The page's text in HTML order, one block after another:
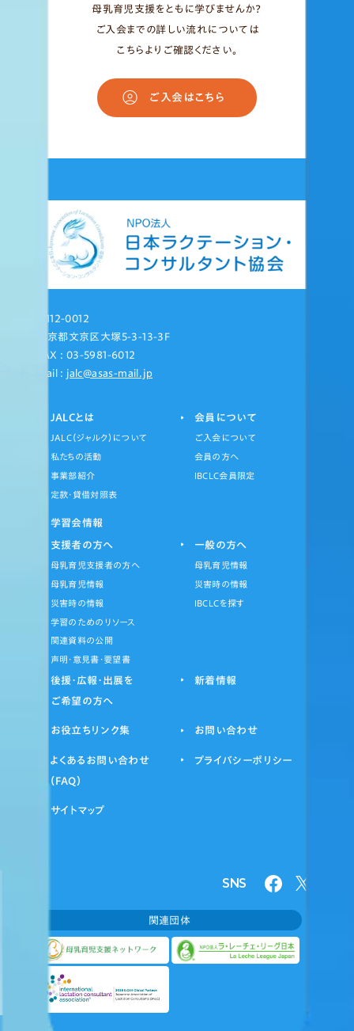
母乳育児支援をともに学びませんか？
ご入会までの詳しい流れについては
こちらよりご確認ください。
ご入会はこちら
〒112-0012
東京都文京区大塚5-3-13-3F
FAX : 03-5981-6012
Mail : jalc@asas-mail.jp
JALCとは
JALC（ジャルク）について
私たちの活動
事業部紹介
定款・貸借対照表
会員について
ご入会について
会員の方へ
IBCLC会員限定
学習会情報
支援者の方へ
母乳育児支援者の方へ
母乳育児情報
災害時の情報
学習のためのリソース
関連資料の公開
声明・意見書・要望書
一般の方へ
母乳育児情報
災害時の情報
IBCLCを探す
後援・広報・出展を
ご希望の方へ
新着情報
お役立ちリンク集 お問い合わせ
よくあるお問い合わせ
（FAQ）
プライバシーポリシー
サイトマップ
SNS
関連団体